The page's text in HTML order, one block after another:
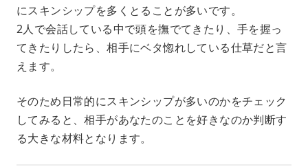
にスキンシップを多くとることが多いです。
2人で会話している中で頭を撫でてきたり、手を握っ
てきたりしたら、相手にベタ惚れしている仕草だと言
えます。
そのため日常的にスキンシップが多いのかをチェック
してみると、相手があなたのことを好きなのか判断す
る大きな材料となります。